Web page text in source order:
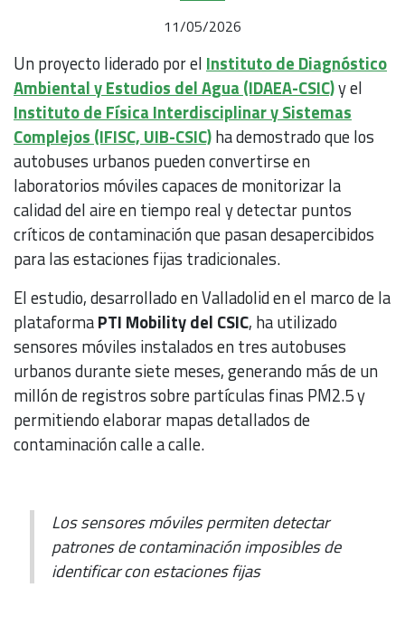
11/05/2026
Un proyecto liderado por el Instituto de Diagnóstico
Ambiental y Estudios del Agua (IDAEA-CSIC)y el
Instituto de Física Interdisciplinar y Sistemas
Complejos (IFISC, UIB-CSIC)ha demostrado que los
autobuses urbanos pueden convertirse en
laboratorios móviles capaces de monitorizar la
calidad del aire en tiempo real y detectar puntos
críticos de contaminación que pasan desapercibidos
para las estaciones fijas tradicionales.
El estudio, desarrollado en Valladolid en el marco de la
plataformaPTI Mobility del CSIC, ha utilizado
sensores móviles instalados en tres autobuses
urbanos durante siete meses, generando más de un
millón de registros sobre partículas finas PM2.5 y
permitiendo elaborar mapas detallados de
contaminación calle a calle.
Los sensores móviles permiten detectar
patrones de contaminación imposibles de
identificar con estaciones fijas